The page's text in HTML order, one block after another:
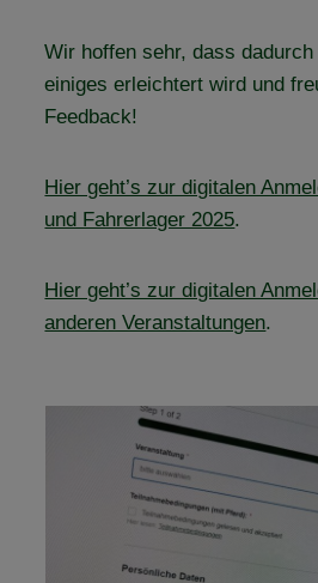
Wir hoffen sehr, dass
einiges erleichtert wird und
Feedback!
Hier geht’s zur digitalen
und Fahrerlager 2025.
Hier geht’s zur digitalen
anderen Veranstaltungen.